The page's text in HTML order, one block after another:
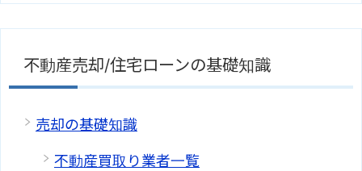
不動産売却/住宅ローンの基礎知識
売却の基礎知識
不動産買取り業者一覧